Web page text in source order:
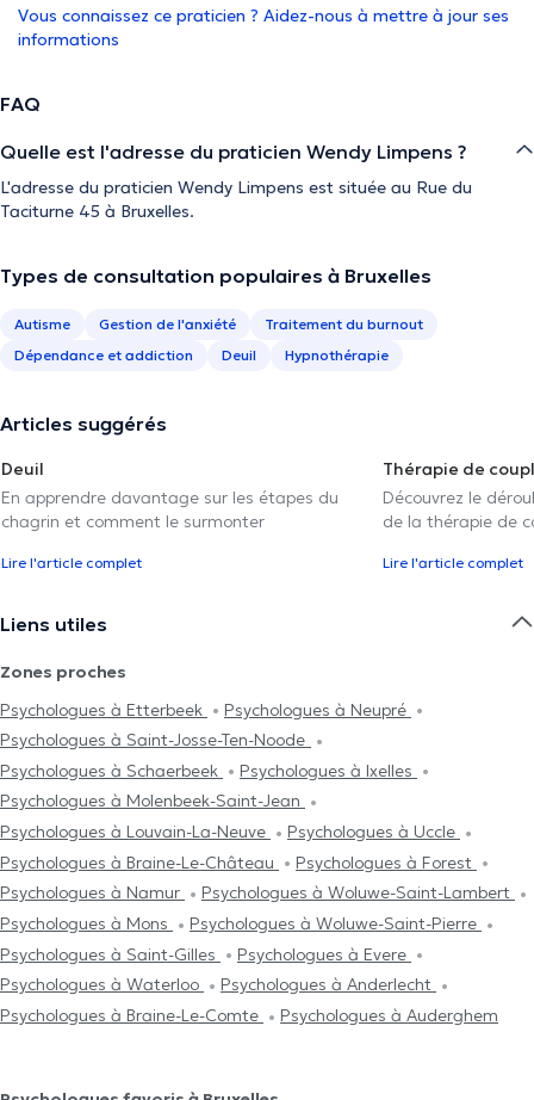
Vous connaissez ce praticien ? Aidez-nous à mettre à jour ses
informations
FAQ
Quelle est l'adresse du praticien Wendy Limpens ?
L'adresse du praticien Wendy Limpens est située au Rue du
Taciturne 45 à Bruxelles.
Types de consultation populaires à Bruxelles
Autisme Gestion de l'anxiété
Traitement du burnout
Dépendance et addiction
Deuil Hypnothérapie
Articles suggérés
Deuil
En apprendre davantage sur les étapes du
chagrin et comment le surmonter
Lire l'article complet
Thérapie de
Découvrez le
de la thérapie de
Lire l'article complet
Liens utiles
Zones proches
Psychologues à Etterbeek
Psychologues à Neupré
Psychologues à Saint-Josse-Ten-Noode
Psychologues à Schaerbeek
Psychologues à Ixelles
Psychologues à Molenbeek-Saint-Jean
Psychologues à Louvain-La-Neuve
Psychologues à Uccle
Psychologues à Braine-Le-Château
Psychologues à Forest
Psychologues à Namur
Psychologues à Woluwe-Saint-Lambert
Psychologues à Mons
Psychologues à Woluwe-Saint-Pierre
Psychologues à Saint-Gilles
Psychologues à Evere
Psychologues à Waterloo
Psychologues à Anderlecht
Psychologues à Braine-Le-Comte
Psychologues à Auderghem